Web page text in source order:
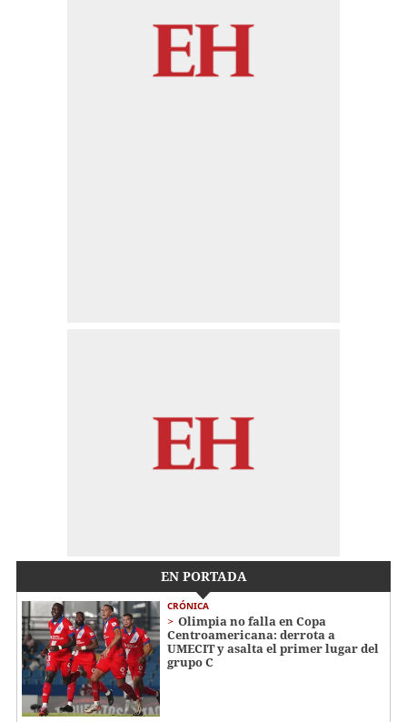
EN PORTADA
CRÓNICA
Olimpia no falla en Copa
Centroamericana: derrota a
UMECIT y asalta el primer lugar del
grupo C